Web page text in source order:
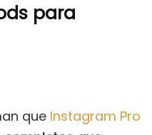
para
que Instagram Pro